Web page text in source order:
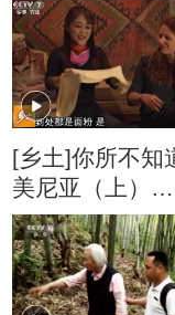
[乡土]你所不知
美尼亚（上）
20190128